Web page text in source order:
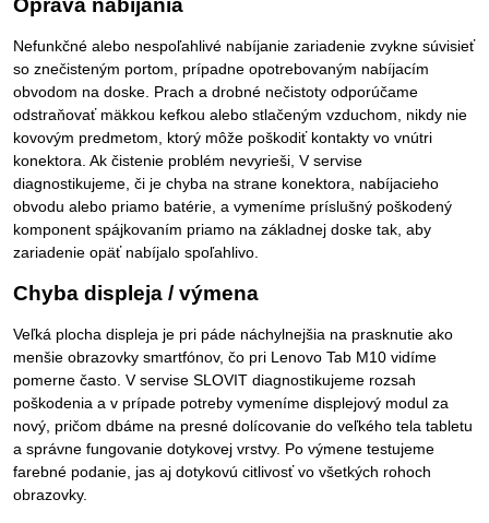
Oprava nabíjania
Nefunkčné alebo nespoľahlivé nabíjanie zariadenie zvykne súvisieť
so znečisteným portom, prípadne opotrebovaným nabíjacím
obvodom na doske. Prach a drobné nečistoty odporúčame
odstraňovať mäkkou kefkou alebo stlačeným vzduchom, nikdy nie
kovovým predmetom, ktorý môže poškodiť kontakty vo vnútri
konektora. Ak čistenie problém nevyrieši, V servise
diagnostikujeme, či je chyba na strane konektora, nabíjacieho
obvodu alebo priamo batérie, a vymeníme príslušný poškodený
komponent spájkovaním priamo na základnej doske tak, aby
zariadenie opäť nabíjalo spoľahlivo.
Chyba displeja / výmena
Veľká plocha displeja je pri páde náchylnejšia na prasknutie ako
menšie obrazovky smartfónov, čo pri Lenovo Tab M10 vidíme
pomerne často. V servise SLOVIT diagnostikujeme rozsah
poškodenia a v prípade potreby vymeníme displejový modul za
nový, pričom dbáme na presné dolícovanie do veľkého tela tabletu
a správne fungovanie dotykovej vrstvy. Po výmene testujeme
farebné podanie, jas aj dotykovú citlivosť vo všetkých rohoch
obrazovky.